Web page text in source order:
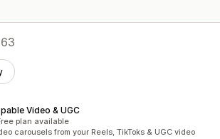
Video & UGC
recenzí: 304
plan available
carousels from your Reels, TikToks & UGC video